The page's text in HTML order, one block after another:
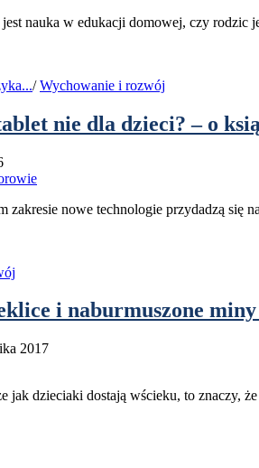
nauka w edukacji domowej, czy
/ Wychowanie i rozwój
nie dla dzieci? – o
zakresie nowe technologie przydadzą się
i naburmuszone
2017
jak dzieciaki dostają wścieku, to znaczy,